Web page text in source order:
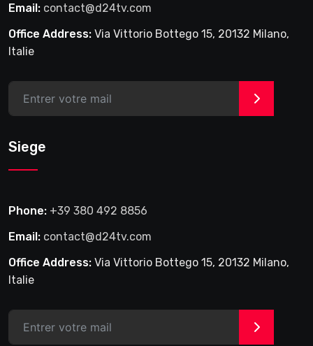
Email: contact@d24tv.com
Office Address: Via Vittorio Bottego 15, 20132 Milano,
Italie
>
Siege
Phone: +39 380 492 8856
Email: contact@d24tv.com
Office Address: Via Vittorio Bottego 15, 20132 Milano,
Italie
>